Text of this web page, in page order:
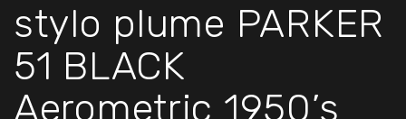
stylo plume PARKER
51 BLACK
Aerometric 1950’s